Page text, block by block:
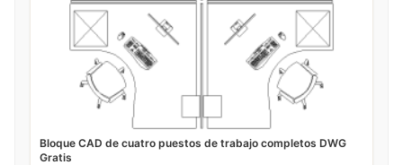
Bloque CAD de cuatro puestos de trabajo completos DWG
Gratis